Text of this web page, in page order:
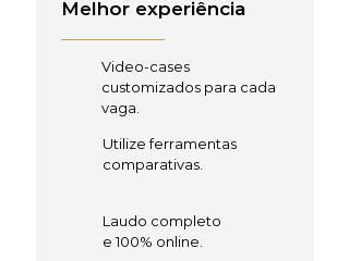
Melhor experiência
Video-cases
customizados para cada
vaga.
Utilize ferramentas
comparativas.
Laudo completo
e 100% online.